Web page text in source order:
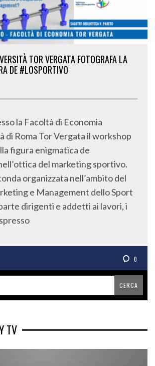
TOR VERGATA FOTOGRAFA LA
DE #LOSPORTIVO
la Facoltà di Economia
di Roma Tor Vergata il workshop
figura enigmatica de
del marketing sportivo.
organizzata nell’ambito del
e Management dello Sport
dirigenti e addetti ai lavori, i
0
TV